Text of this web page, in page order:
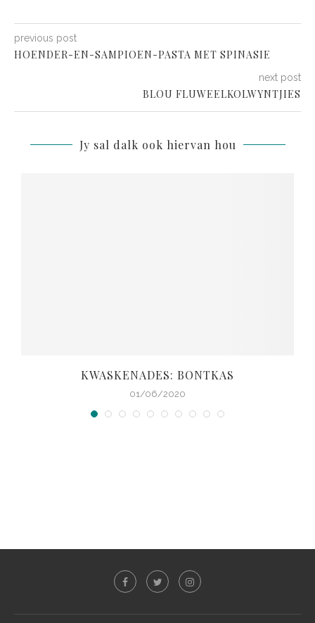
previous post
HOENDER-EN-SAMPIOEN-PASTA MET SPINASIE
next post
BLOU FLUWEELKOLWYNTJIES
Jy sal dalk ook hiervan hou
KWASKENADES: BONTKAS
01/06/2020